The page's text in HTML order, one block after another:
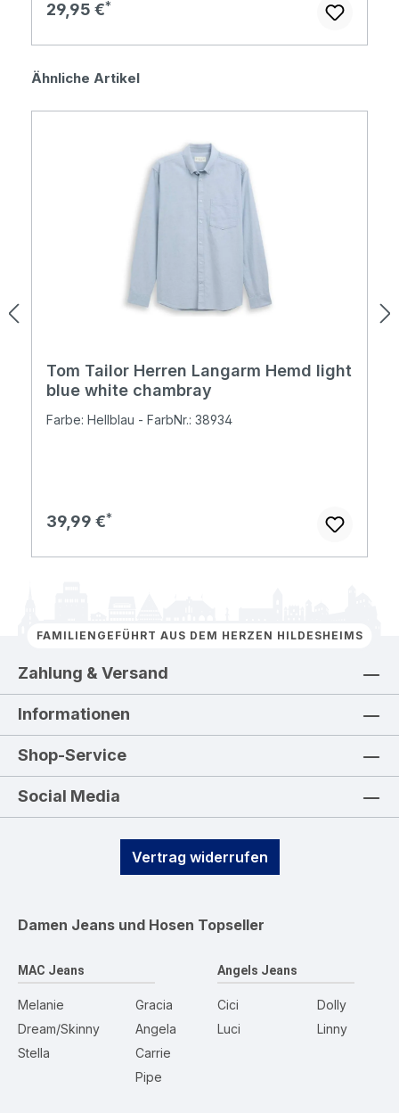
Regulärer Preis:
29,95 €
Produktgalerie überspringen
Ähnliche Artikel
Tom Tailor Herren Langarm Hemd light
blue white chambray
Farbe: Hellblau - FarbNr.: 38934
Regulärer Preis:
39,99 €
FAMILIENGEFÜHRT AUS DEM HERZEN HILDESHEIMS
Zahlung & Versand
Informationen
Shop-Service
Social Media
Vertrag widerrufen
Damen Jeans und Hosen Topseller
MAC Jeans
Melanie
Dream/Skinny
Stella
Gracia
Angela
Carrie
Pipe
Angels Jeans
Cici
Luci
Dolly
Linny